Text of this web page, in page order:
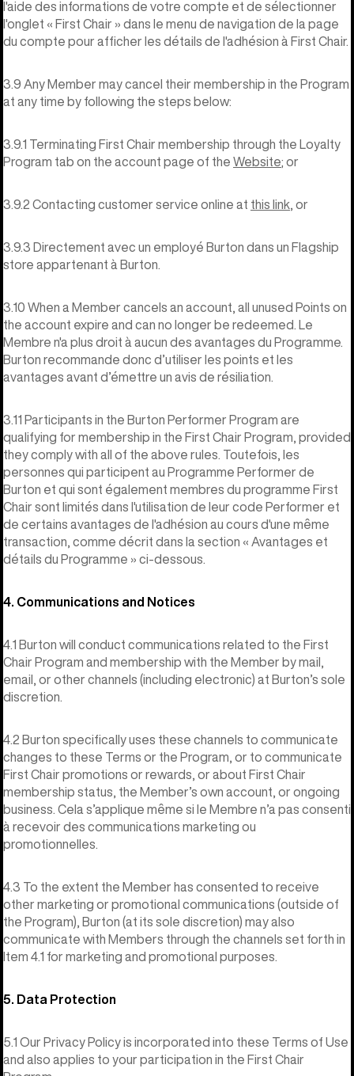
l'aide des informations de votre compte et de sélectionner
l'onglet « First Chair » dans le menu de navigation de la page
du compte pour afficher les détails de l'adhésion à First Chair.
3.9 Any Member may cancel their membership in the Program
at any time by following the steps below:
3.9.1 Terminating First Chair membership through the Loyalty
Program tab on the account page of the Website; or
3.9.2 Contacting customer service online at this link , or
3.9.3 Directement avec un employé Burton dans un Flagship
store appartenant à Burton.
3.10 When a Member cancels an account, all unused Points on
the account expire and can no longer be redeemed. Le
Membre n'a plus droit à aucun des avantages du Programme.
Burton recommande donc d’utiliser les points et les
avantages avant d’émettre un avis de résiliation.
3.11 Participants in the Burton Performer Program are
qualifying for membership in the First Chair Program, provided
they comply with all of the above rules. Toutefois, les
personnes qui participent au Programme Performer de
Burton et qui sont également membres du programme First
Chair sont limités dans l'utilisation de leur code Performer et
de certains avantages de l'adhésion au cours d'une même
transaction, comme décrit dans la section « Avantages et
détails du Programme » ci-dessous.
4. Communications and Notices
4.1 Burton will conduct communications related to the First
Chair Program and membership with the Member by mail,
email, or other channels (including electronic) at Burton’s sole
discretion.
4.2 Burton specifically uses these channels to communicate
changes to these Terms or the Program, or to communicate
First Chair promotions or rewards, or about First Chair
membership status, the Member’s own account, or ongoing
business. Cela s’applique même si le Membre n’a pas consenti
à recevoir des communications marketing ou
promotionnelles.
4.3 To the extent the Member has consented to receive
other marketing or promotional communications (outside of
the Program), Burton (at its sole discretion) may also
communicate with Members through the channels set forth in
Item 4.1 for marketing and promotional purposes.
5. Data Protection
5.1 Our Privacy Policy is incorporated into these Terms of Use
and also applies to your participation in the First Chair